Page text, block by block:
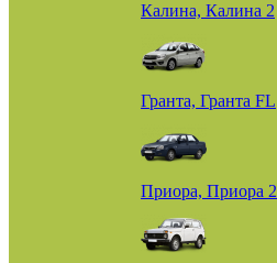
Калина, Калина 2
Гранта, Гранта FL
Приора, Приора 2